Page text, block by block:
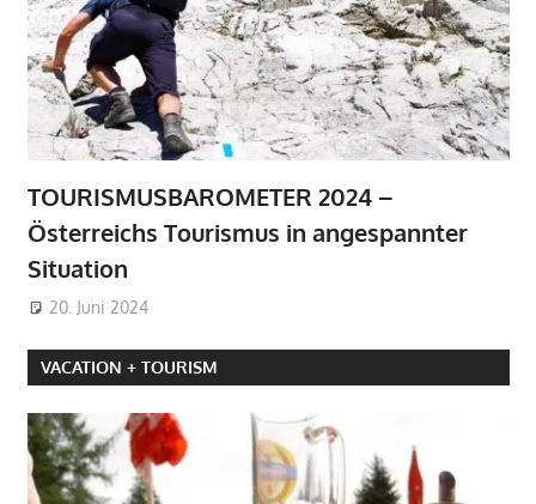
TOURISMUSBAROMETER 2024 –
Österreichs Tourismus in angespannter
Situation
20. Juni 2024
VACATION + TOURISM